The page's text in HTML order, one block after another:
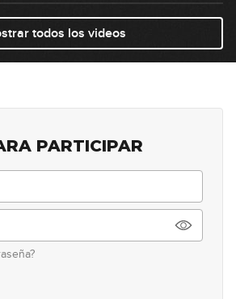
#22 Línea melódica en C Mixolidio
todos los videos
PARTICIPAR